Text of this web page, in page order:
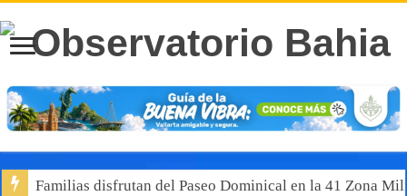
Familias disfrutan del Paseo Dominical en la 41 Zona